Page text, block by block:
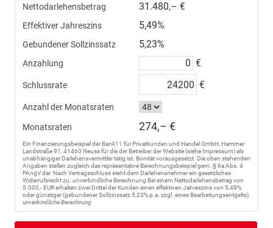
Nettodarlehensbetrag 31.480,– €
Effektiver Jahreszins 5,49%
Gebundener Sollzinssatz 5,23%
Anzahlung €
Schlussrate €
Anzahl der Monatsraten
Monatsraten 274,– €
Ein Finanzierungsbeispiel der Bank11 für Privatkunden und Handel GmbH, Hammer
Landstraße 91, 41460 Neuss für die der Betreiber der Website (siehe Impressum) als
unabhängiger Darlehensvermittler tätig ist. Bonität vorausgesetzt. Die oben stehenden
Angaben stellen zugleich das repräsentative Berechnungsbeispiel gem. § 6a Abs. 4
PAngV dar. Nach Vertragsschluss steht dem Darlehensnehmer ein gesetzliches
Widerrufsrecht zu. unverbindliche Berechnung Bei einem Nettodarlehensbetrag von
5.000,- EUR erhalten zwei Drittel der Kunden einen effektiven Jahreszins von 5,49%
oder günstiger (gebundener Sollzinssatz 5,23% p.a. zzgl. eines Bearbeitungsentgelts).
unverbindliche Berechnung